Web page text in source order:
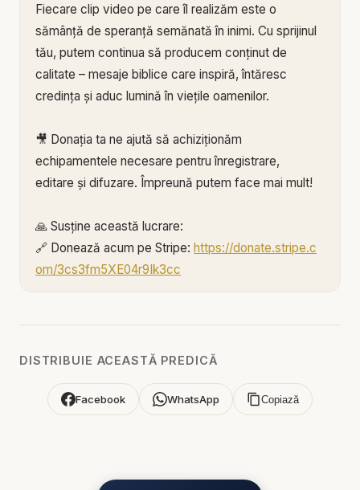
Fiecare clip video pe care îl realizăm este o
sămânță de speranță semănată în inimi. Cu sprijinul
tău, putem continua să producem conținut de
calitate – mesaje biblice care inspiră, întăresc
credința și aduc lumină în viețile oamenilor.
🎥 Donația ta ne ajută să achiziționăm
echipamentele necesare pentru înregistrare,
editare și difuzare. Împreună putem face mai mult!
🙏 Susține această lucrare:
🔗 Donează acum pe Stripe:https://donate.stripe.c
om/3cs3fm5XE04r9Ik3cc
această misiune! 💛
Alătură-te acestui canal pentru a primi acces la
DISTRIBUIE ACEASTĂ PREDICĂ
Facebook WhatsApp Copiază